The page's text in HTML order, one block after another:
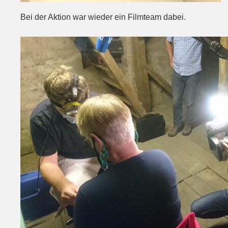
Bei der Aktion war wieder ein Filmteam dabei.